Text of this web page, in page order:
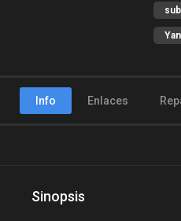
Info Enlaces
Sinopsis